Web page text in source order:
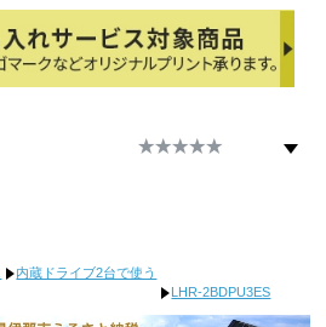
内蔵ドライブ2台で使う
LHR-2BDPU3ES